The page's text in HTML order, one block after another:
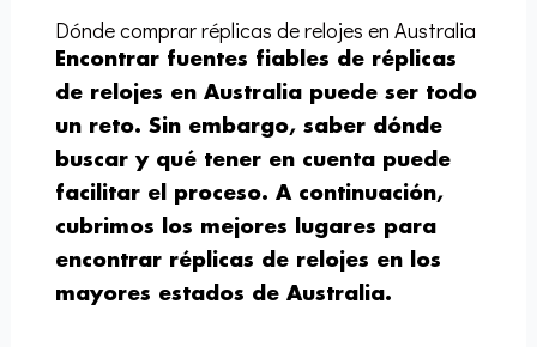
Dónde comprar réplicas de relojes en Australia
Encontrar fuentes fiables de réplicas
de relojes en Australia puede ser todo
un reto. Sin embargo, saber dónde
buscar y qué tener en cuenta puede
facilitar el proceso. A continuación,
cubrimos los mejores lugares para
encontrar réplicas de relojes en los
mayores estados de Australia.